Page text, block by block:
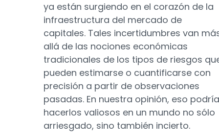
ya están surgiendo en el corazón de la
infraestructura del mercado de
capitales. Tales incertidumbres van
allá de las nociones económicas
tradicionales de los tipos de riesgos
pueden estimarse o cuantificarse con
precisión a partir de observaciones
pasadas. En nuestra opinión, eso podría
hacerlos valiosos en un mundo no sólo
arriesgado, sino también incierto.